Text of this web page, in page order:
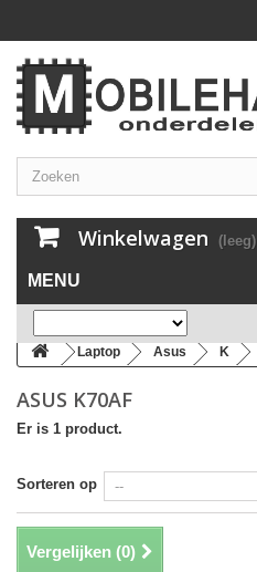
Winkelwagen (leeg)
MENU
Laptop Asus K
ASUS K70AF
Er is 1 product.
Sorteren op
Vergelijken (0)